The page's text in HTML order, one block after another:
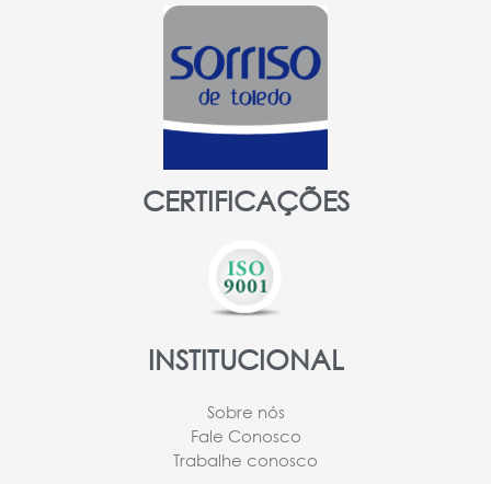
CERTIFICAÇÕES
INSTITUCIONAL
Sobre nós
Fale Conosco
Trabalhe conosco